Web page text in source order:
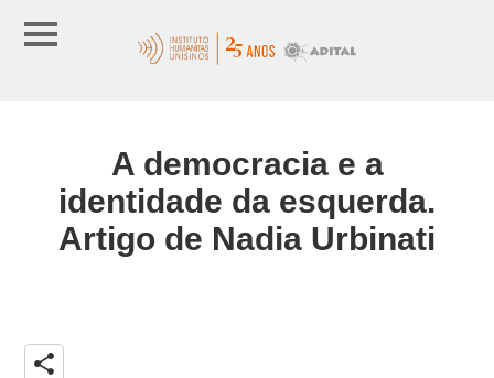
A democracia e a
identidade da esquerda.
Artigo de Nadia Urbinati
share